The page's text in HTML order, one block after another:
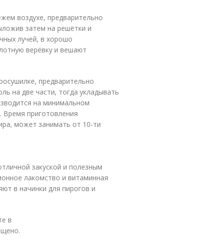
воздухе, предварительно
затем на решётки и
лучей, в хорошо
верёвку и вешают
предварительно
на две части, тогда укладывать
на минимальном
Время приготовления
может занимать от 10-ти
закуской и полезным
лакомство и витаминная
в начинки для пирогов и
в